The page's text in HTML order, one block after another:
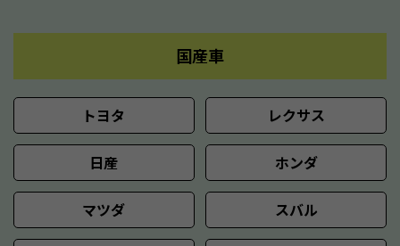
国産車
トヨタ レクサス
日産 ホンダ
マツダ スバル